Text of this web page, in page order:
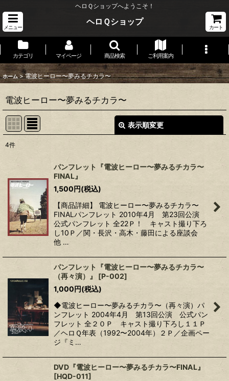
ヘロＱショップへようこそ！
メニュー
ヘロＱショップ
カート
カテゴリ マイページ 商品検索 ご利用案内
ホーム > 電波ヒーロー〜夢みるチカラ〜
電波ヒーロー〜夢みるチカラ〜
表示順変更
並び順:
絞り込む
4件
パンフレット『電波ヒーロー〜夢みるチカラ〜
FINAL』
1,500円(税込)
【商品詳細】 電波ヒーロー〜夢みるチカラ〜
FINALパンフレット 2010年4月 第23回公演
公式パンフレット 全22Ｐ！ キャスト撮り下ろ
し10Ｐ／関・長沢・高木・藤田による座談会
他 …
パンフレット『電波ヒーロー〜夢みるチカラ〜
（再々演）』
[P-002]
1,000円(税込)
◆電波ヒーロー〜夢みるチカラ〜（再々演）パ
ンフレット 2004年4月 第13回公演 公式パン
フレット 全２０Ｐ キャスト撮り下ろし１１Ｐ
／ヘロＱ年表（1992〜2004年）２Ｐ／企画ペー
ジ『ミ…
DVD『電波ヒーロー〜夢みるチカラ〜FINAL』
[HQD-011]